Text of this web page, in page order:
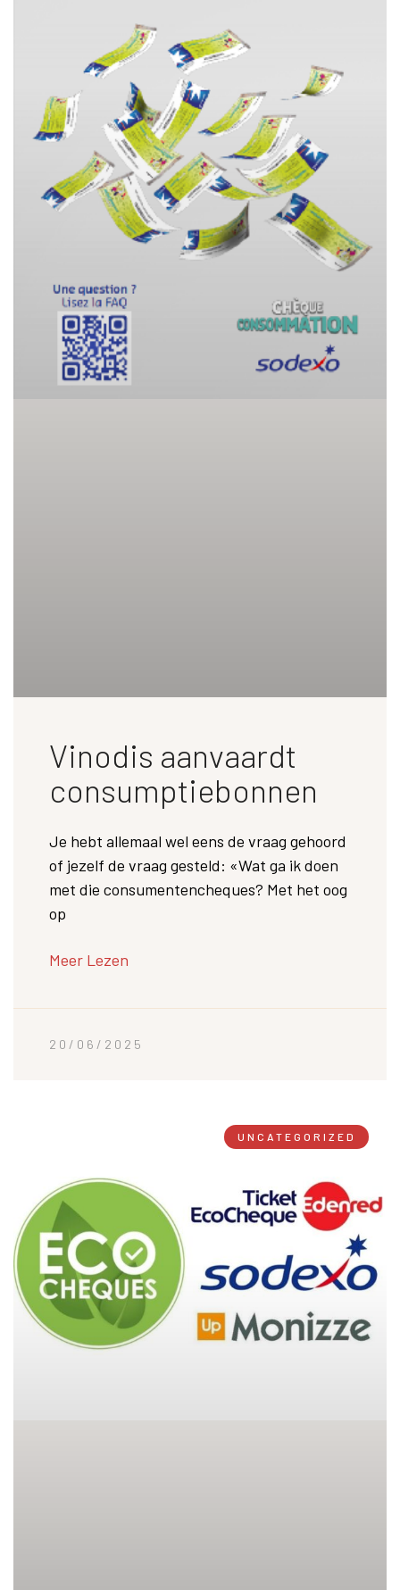
Vinodis aanvaardt
consumptiebonnen
Je hebt allemaal wel eens de vraag gehoord
of jezelf de vraag gesteld: «Wat ga ik doen
met die consumentencheques? Met het oog
op
Meer Lezen
20/06/2025
UNCATEGORIZED